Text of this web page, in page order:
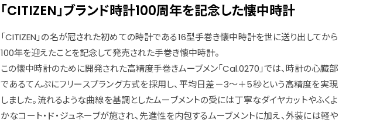
「CITIZEN」ブランド時計100周年を記念した懐中時計
「CITIZEN」の名が冠された初めての時計である16型手巻き懐中時計を世に送り出してから
100年を迎えたことを記念して発売された手巻き懐中時計。
この懐中時計のために開発された高精度手巻きムーブメン「Cal.0270」では、時計の心臓部
であるてんぷにフリースプラング方式を採用し、平均日差－3～＋5秒という高精度を実現
しました。流れるような曲線を基調としたムーブメントの受には丁寧なダイヤカットやふくよ
かなコート・ド・ジュネーブが施され、先進性を内包するムーブメントに加え、外装には軽や